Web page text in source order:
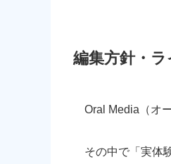
編集方針・
Oral Media（オ
その中で「実体